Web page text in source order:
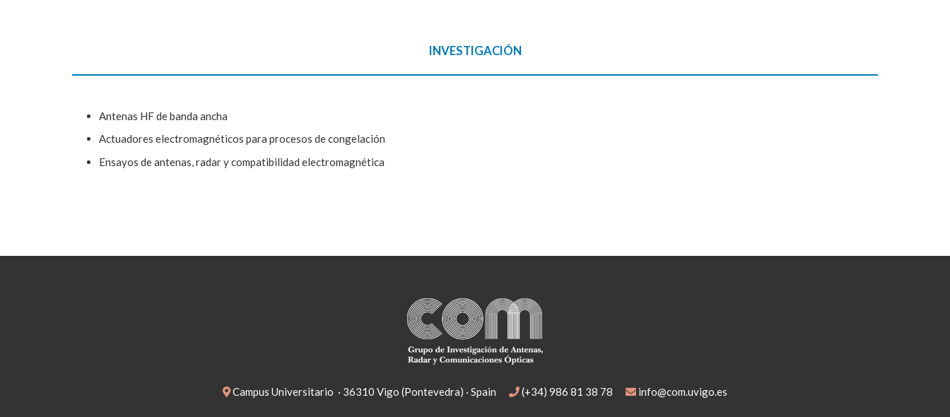
INVESTIGACIÓN
Antenas HF de banda ancha
Actuadores electromagnéticos para procesos de congelación
Ensayos de antenas, radar y compatibilidad electromagnética
Campus Universitario · 36310 Vigo (Pontevedra) · Spain (+34) 986 81 38 78 info@com.uvigo.es